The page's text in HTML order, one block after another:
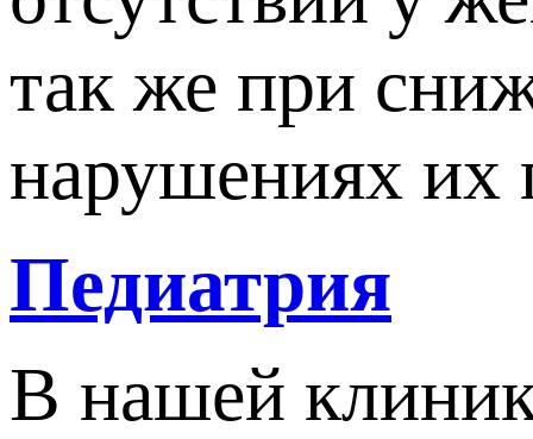
так же при
нарушениях
Педиатрия
В нашей